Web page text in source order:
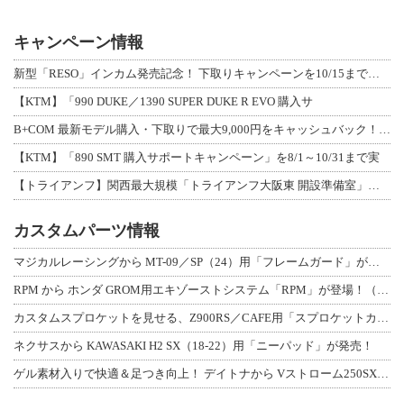
キャンペーン情報
新型「RESO」インカム発売記念！ 下取りキャンペーンを10/15まで延長して開
【KTM】「990 DUKE／1390 SUPER DUKE R EVO 購入サ
B+COM 最新モデル購入・下取りで最大9,000円をキャッシュバック！「B+F
【KTM】「890 SMT 購入サポートキャンペーン」を8/1～10/31まで実
【トライアンフ】関西最大規模「トライアンフ大阪東 開設準備室」がオープン！ 限定
カスタムパーツ情報
マジカルレーシングから MT-09／SP（24）用「フレームガード」が登場！
RPM から ホンダ GROM用エキゾーストシステム「RPM」が登場！（動画あり
カスタムスプロケットを見せる、Z900RS／CAFE用「スプロケットカバーフルキ
ネクサスから KAWASAKI H2 SX（18-22）用「ニーパッド」が発売！
ゲル素材入りで快適＆足つき向上！ デイトナから Vストローム250SX用「快適ロ